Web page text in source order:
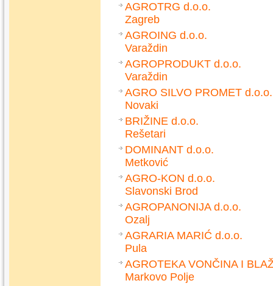
AGROTRG d.o.o.
Zagreb
AGROING d.o.o.
Varaždin
AGROPRODUKT d.o.o.
Varaždin
AGRO SILVO PROMET d.o.o.
Novaki
BRIŽINE d.o.o.
Rešetari
DOMINANT d.o.o.
Metković
AGRO-KON d.o.o.
Slavonski Brod
AGROPANONIJA d.o.o.
Ozalj
AGRARIA MARIĆ d.o.o.
Pula
AGROTEKA VONČINA I
Markovo Polje